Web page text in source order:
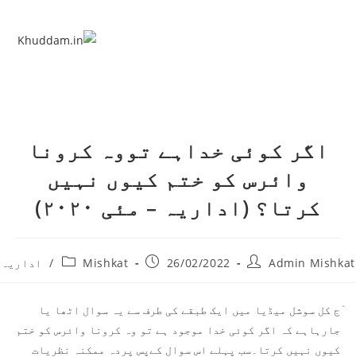
اگر کوئی خداہے تووہ کرونا
وائرس کو ختم کیوں نہیں
کرتا؟ (اداریہ – مئی ۲۰۲۰)
Admin Mishkat
26/02/2022
Mishkat
/ اداریہ
ٓج کل سوشل میڈیا میں ایک طبقے کی طرف سے یہ سوال اٹھا یا
جارہاہے کہ اگر کوئی خدا موجود ہے تو وہ کرونا وائرس کو ختم
کیوں نہیں کرتا۔سب پہلے اس سوال کےپس پردہ ممکنہ نظریات